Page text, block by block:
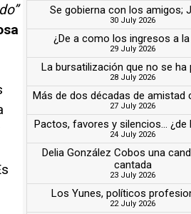
Se gobierna con los amigos;
30 July 2026
¿De a como los ingresos a la
29 July 2026
La bursatilización que no se ha
28 July 2026
Más de dos décadas de amistad
27 July 2026
Pactos, favores y silencios... ¿de
24 July 2026
Delia González Cobos una
cantada
23 July 2026
Los Yunes, políticos
22 July 2026